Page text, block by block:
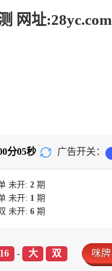
网址:28yc.com
分05秒 广告开关：
未开: 2期
未开: 1期
未开: 6期
16 - 大 双 咪牌